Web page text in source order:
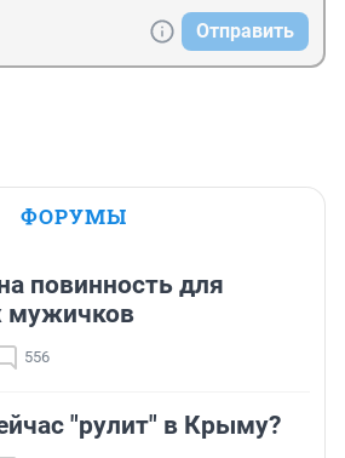
Отправить
ФОРУМЫ
повинность для
мужичков
556
"рулит" в Крыму?